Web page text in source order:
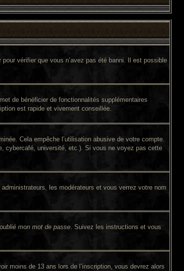
vérifier que vous n’avez pas été banni. Il est possible
de bénéficier de fonctionnalités supplémentaires
est rapide et vivement conseillée.
Cela empêche l’utilisation abusive de votre compte.
cybercafé, université, etc.). Si vous ne voyez pas cette
les modérateurs et vous verrez votre nom
mon mot de passe. Suivez les instructions et vous
moins de 13 ans lors de l’inscription, vous devrez alors